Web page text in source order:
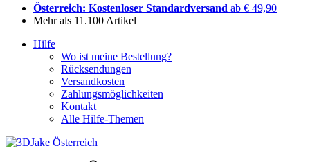
Österreich: Kostenloser Standardversand ab € 49,90
Mehr als 11.100 Artikel
Hilfe
Wo ist meine Bestellung?
Rücksendungen
Versandkosten
Zahlungsmöglichkeiten
Kontakt
Alle Hilfe-Themen